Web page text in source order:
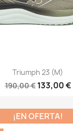
Triumph 23 (M)
190,00 € 133,00 €
¡EN OFERTA!